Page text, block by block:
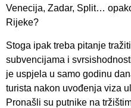
Venecija, Zadar, Split…
Rijeke?
Stoga ipak treba pitanje
subvencijama i
je uspjela u samo godinu
turista nakon uvođenja viza
Pronašli su putnike na